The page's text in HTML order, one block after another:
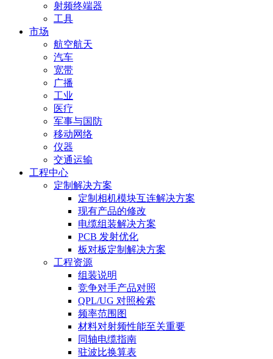
射频终端器
工具
市场
航空航天
汽车
宽带
广播
工业
医疗
军事与国防
移动网络
仪器
交通运输
工程中心
定制解决方案
定制相机模块互连解决方案
现有产品的修改
电缆组装解决方案
PCB 发射优化
板对板定制解决方案
工程资源
组装说明
竞争对手产品对照
QPL/UG 对照检索
频率范围图
材料对射频性能至关重要
同轴电缆指南
驻波比换算表